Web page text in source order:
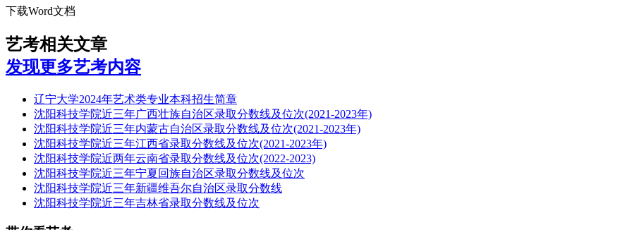
下载Word文档
艺考相关文章
发现更多艺考内容
辽宁大学2024年艺术类专业本科招生简章
沈阳科技学院近三年广西壮族自治区录取分数线及位次(2021-2023年)
沈阳科技学院近三年内蒙古自治区录取分数线及位次(2021-2023年)
沈阳科技学院近三年江西省录取分数线及位次(2021-2023年)
沈阳科技学院近两年云南省录取分数线及位次(2022-2023)
沈阳科技学院近三年宁夏回族自治区录取分数线及位次
沈阳科技学院近三年新疆维吾尔自治区录取分数线
沈阳科技学院近三年吉林省录取分数线及位次